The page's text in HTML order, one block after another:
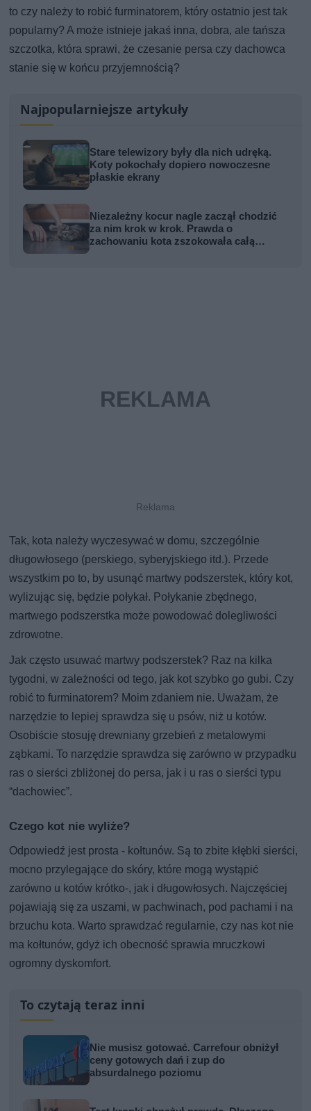
to czy należy to robić furminatorem, który ostatnio jest tak
popularny? A może istnieje jakaś inna, dobra, ale tańsza
szczotka, która sprawi, że czesanie persa czy dachowca
stanie się w końcu przyjemnością?
Najpopularniejsze artykuły
Stare telewizory były dla nich udręką.
Koty pokochały dopiero nowoczesne
płaskie ekrany
Niezależny kocur nagle zaczął chodzić
za nim krok w krok. Prawda o
zachowaniu kota zszokowała całą
Tak, kota należy wyczesywać w domu, szczególnie
długowłosego (perskiego, syberyjskiego itd.). Przede
wszystkim po to, by usunąć martwy podszerstek, który kot,
wylizując się, będzie połykał. Połykanie zbędnego,
martwego podszerstka może powodować dolegliwości
zdrowotne.
Jak często usuwać martwy podszerstek? Raz na kilka
tygodni, w zależności od tego, jak kot szybko go gubi. Czy
robić to furminatorem? Moim zdaniem nie. Uważam, że
narzędzie to lepiej sprawdza się u psów, niż u kotów.
Osobiście stosuję drewniany grzebień z metalowymi
ząbkami. To narzędzie sprawdza się zarówno w przypadku
ras o sierści zbliżonej do persa, jak i u ras o sierści typu
“dachowiec”.
Czego kot nie wyliże?
Odpowiedź jest prosta - kołtunów. Są to zbite kłębki sierści,
mocno przylegające do skóry, które mogą wystąpić
zarówno u kotów krótko-, jak i długowłosych. Najczęściej
pojawiają się za uszami, w pachwinach, pod pachami i na
brzuchu kota. Warto sprawdzać regularnie, czy nas kot nie
ma kołtunów, gdyż ich obecność sprawia mruczkowi
ogromny dyskomfort.
To czytają teraz inni
Nie musisz gotować. Carrefour obniżył
ceny gotowych dań i zup do
absurdalnego poziomu